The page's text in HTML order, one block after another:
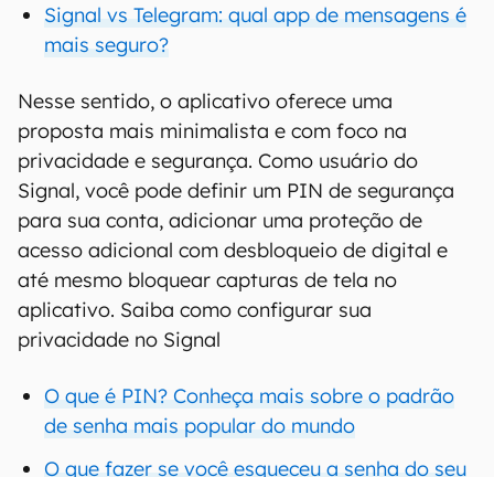
Signal vs Telegram: qual app de mensagens é
mais seguro?
Nesse sentido, o aplicativo oferece uma
proposta mais minimalista e com foco na
privacidade e segurança. Como usuário do
Signal, você pode definir um PIN de segurança
para sua conta, adicionar uma proteção de
acesso adicional com desbloqueio de digital e
até mesmo bloquear capturas de tela no
aplicativo. Saiba como configurar sua
privacidade no Signal
O que é PIN? Conheça mais sobre o padrão
de senha mais popular do mundo
O que fazer se você esqueceu a senha do seu